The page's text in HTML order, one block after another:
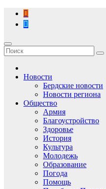
Перейти
содержимому
Новости
Бердские новости
Новости региона
Общество
Армия
Благоустройство
Здоровье
История
Культура
Молодежь
Образование
Погода
Помощь